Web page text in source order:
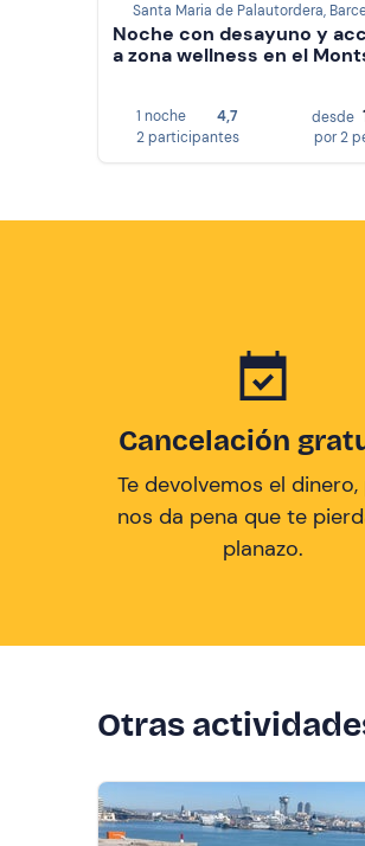
Noche con desayuno y
a zona wellness en el
1 noche
4,7
2 participantes
desde
por 2
Cancelación
Te devolvemos el
nos da pena que te
planazo.
Otras